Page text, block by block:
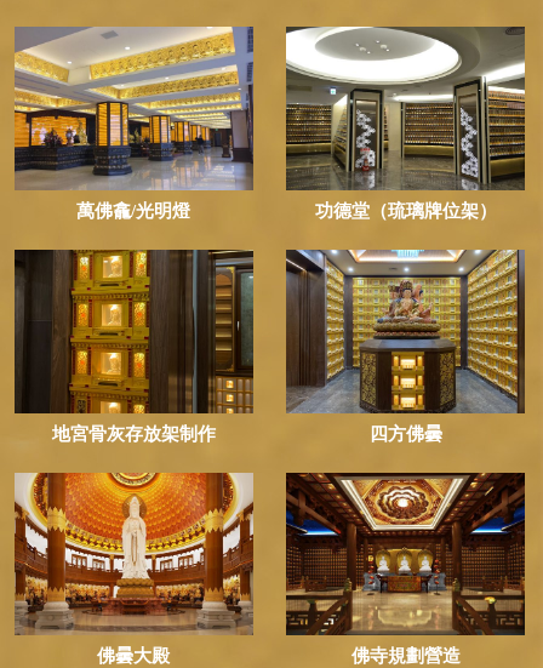
萬佛龕/光明燈 功德堂（琉璃牌位架）
地宮骨灰存放架制作 四方佛曇
佛曇大殿 佛寺規劃營造